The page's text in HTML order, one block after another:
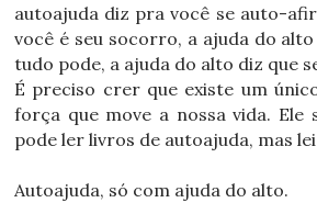
autoajuda diz pra você se auto-
você é seu socorro, a ajuda do
tudo pode, a ajuda do alto diz que
É preciso crer que existe um
força que move a nossa vida. Ele
pode ler livros de autoajuda, mas
Autoajuda, só com ajuda do alto.